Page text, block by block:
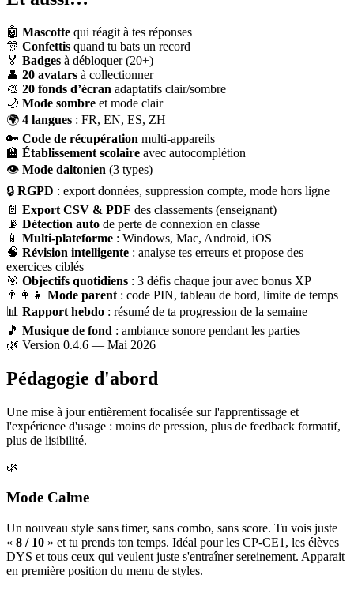
🤖 Mascotte qui réagit à tes réponses
🎊 Confettis quand tu bats un record
🏅 Badges à débloquer (20+)
👤 20 avatars à collectionner
🎨 20 fonds d’écran adaptatifs clair/sombre
🌙 Mode sombre et mode clair
🌍 4 langues : FR, EN, ES, ZH
🔑 Code de récupération multi-appareils
🏫 Établissement scolaire avec autocomplétion
👁 Mode daltonien (3 types)
🔒 RGPD : export données, suppression compte, mode hors ligne
📄 Export CSV & PDF des classements (enseignant)
📡 Détection auto de perte de connexion en classe
📱 Multi-plateforme : Windows, Mac, Android, iOS
🧠 Révision intelligente : analyse tes erreurs et propose des
exercices ciblés
🎯 Objectifs quotidiens : 3 défis chaque jour avec bonus XP
👨‍👩‍👧 Mode parent : code PIN, tableau de bord, limite de temps
📊 Rapport hebdo : résumé de ta progression de la semaine
🎵 Musique de fond : ambiance sonore pendant les parties
🌿 Version 0.4.6 — Mai 2026
Pédagogie d'abord
Une mise à jour entièrement focalisée sur l'apprentissage et
l'expérience d'usage : moins de pression, plus de feedback formatif,
plus de lisibilité.
🌿
Mode Calme
Un nouveau style sans timer, sans combo, sans score. Tu vois juste
« 8 / 10 » et tu prends ton temps. Idéal pour les CP-CE1, les élèves
DYS et tous ceux qui veulent juste s'entraîner sereinement. Apparait
en première position du menu de styles.